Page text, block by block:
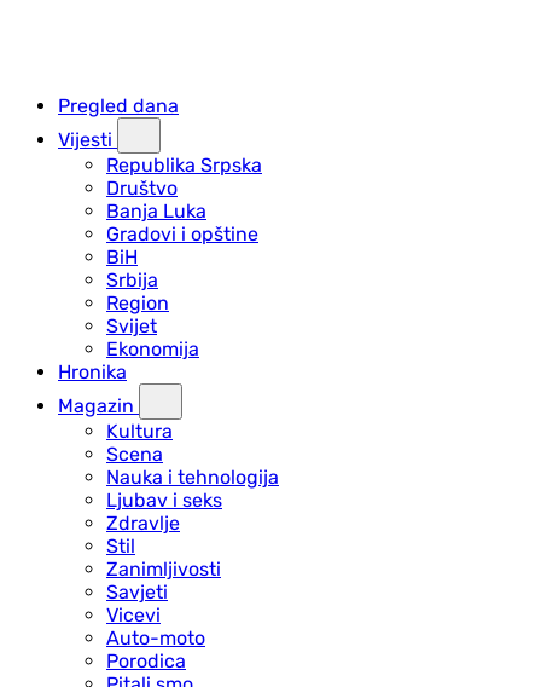
Pregled dana
Vijesti
Republika Srpska
Društvo
Banja Luka
Gradovi i opštine
BiH
Srbija
Region
Svijet
Ekonomija
Hronika
Magazin
Kultura
Scena
Nauka i tehnologija
Ljubav i seks
Zdravlje
Stil
Zanimljivosti
Savjeti
Vicevi
Auto-moto
Porodica